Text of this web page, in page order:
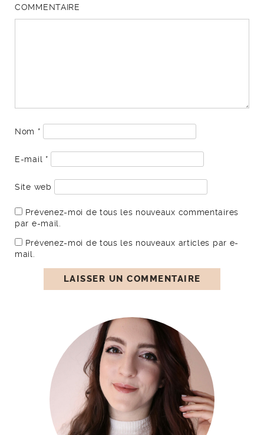
COMMENTAIRE
Nom *
E-mail *
Site web
Prévenez-moi de tous les nouveaux commentaires
par e-mail.
Prévenez-moi de tous les nouveaux articles par e-
mail.